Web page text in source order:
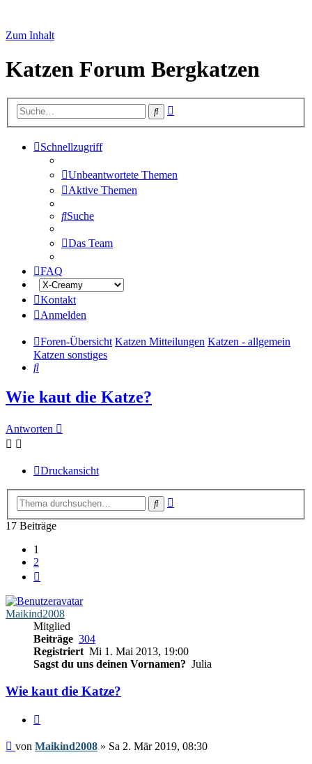
Zum Inhalt
Katzen Forum Bergkatzen
Suche
Schnellzugriff
Unbeantwortete Themen
Aktive Themen
Suche
Das Team
FAQ
Kontakt
Anmelden
Foren-Übersicht Katzen Mitteilungen Katzen - allgemein
Katzen sonstiges
Suche
Wie kaut die Katze?
Antworten
Druckansicht
Suche
17 Beiträge
1
2
Maikind2008
Mitglied
Beiträge 304
Registriert Mi 1. Mai 2013, 19:00
Sagst du uns deinen Vornamen? Julia
Wie kaut die Katze?
Beitrag
von Maikind2008 » Sa 2. Mär 2019, 08:30